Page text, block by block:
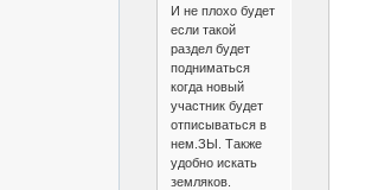
И не плохо будет
если такой
раздел будет
подниматься
когда новый
участник будет
отписываться в
нем.ЗЫ. Также
удобно искать
земляков.